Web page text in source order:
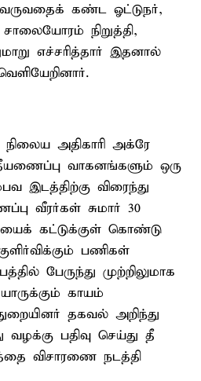
வருவதைக் கண்ட ஓட்டுநர்,
நிறுத்தி,
எச்சரித்தார் இதனால்
நிலைய அதிகாரி அக்ரே
வாகனங்களும் ஒரு
இடத்திற்கு விரைந்து
வீரர்கள் சுமார் 30
கட்டுக்குள் கொண்டு
பணிகள்
பேருந்து முற்றிலுமாக
காயம்
தகவல் அறிந்து
வழக்கு பதிவு செய்து தீ
விசாரணை நடத்தி